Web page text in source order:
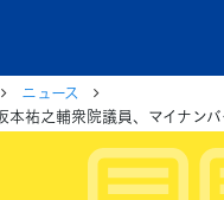
ニュース